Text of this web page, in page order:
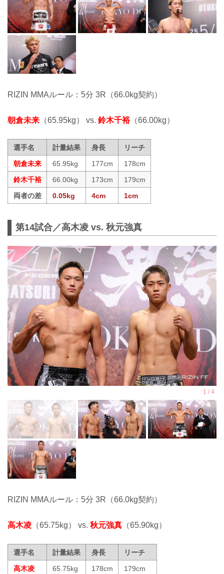
RIZIN MMAルール：5分 3R（66.0kg契約）
朝倉未来 （65.95kg） vs. 鈴木千裕（66.00kg）
選手名 計量結果 身長
リーチ
朝倉未来
65.95kg 177cm
178cm
鈴木千裕
66.00kg 173cm
179cm
両者の差
0.05kg 4cm 1cm
第14試合／高木凌 vs. 秋元強真
RIZIN MMAルール：5分 3R（66.0kg契約）
高木凌 （65.75kg） vs. 秋元強真 （65.90kg）
選手名 計量結果 身長
リーチ
高木凌
65.75kg 178cm
179cm